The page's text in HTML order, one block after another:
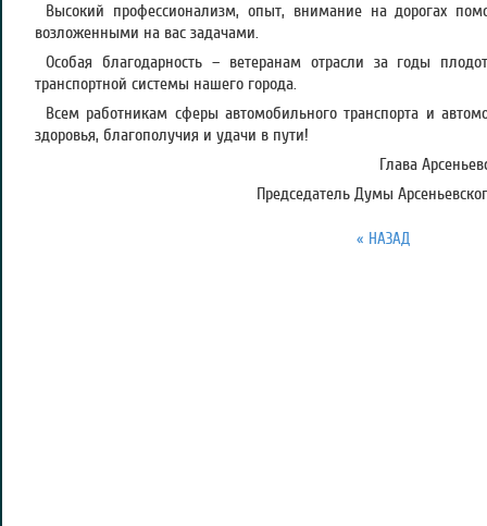
Высокий профессионализм, опыт, внимание на дорогах
возложенными на вас задачами.
Особая благодарность – ветеранам отрасли за годы
транспортной системы нашего города.
Всем работникам сферы автомобильного транспорта и
здоровья, благополучия и удачи в пути!
Глава
Председатель Думы
« НАЗАД